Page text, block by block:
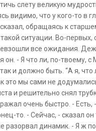
слету великую
видимо, что у кого-то в
обращаясь к
ситуации. Во-
все ожидания.
- Я что ли, по-твоему,
и должно быть. “А я,
мы сами не
и решительно снял
очень быстро. -
то. - Сейчас, - сказал
разорвал динамик. - Я ж